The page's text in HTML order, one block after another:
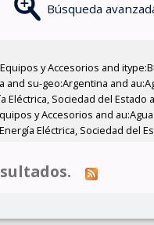
Búsqueda
y Accesorios and
su-geo:Argentina and
Sociedad del
y Accesorios and
Eléctrica, Sociedad del